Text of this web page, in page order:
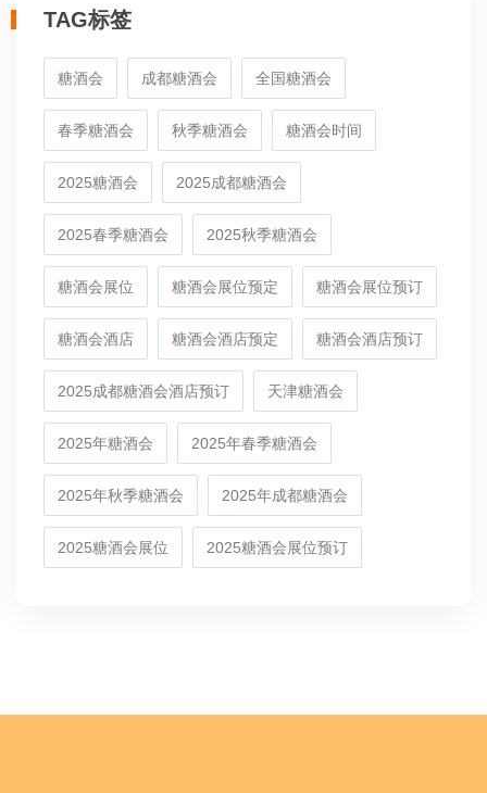
TAG标签
糖酒会 成都糖酒会 全国糖酒会
春季糖酒会 秋季糖酒会 糖酒会时间
2025糖酒会 2025成都糖酒会
2025春季糖酒会 2025秋季糖酒会
糖酒会展位 糖酒会展位预定 糖酒会展位预订
糖酒会酒店 糖酒会酒店预定 糖酒会酒店预订
2025成都糖酒会酒店预订 天津糖酒会
2025年糖酒会 2025年春季糖酒会
2025年秋季糖酒会 2025年成都糖酒会
2025糖酒会展位 2025糖酒会展位预订